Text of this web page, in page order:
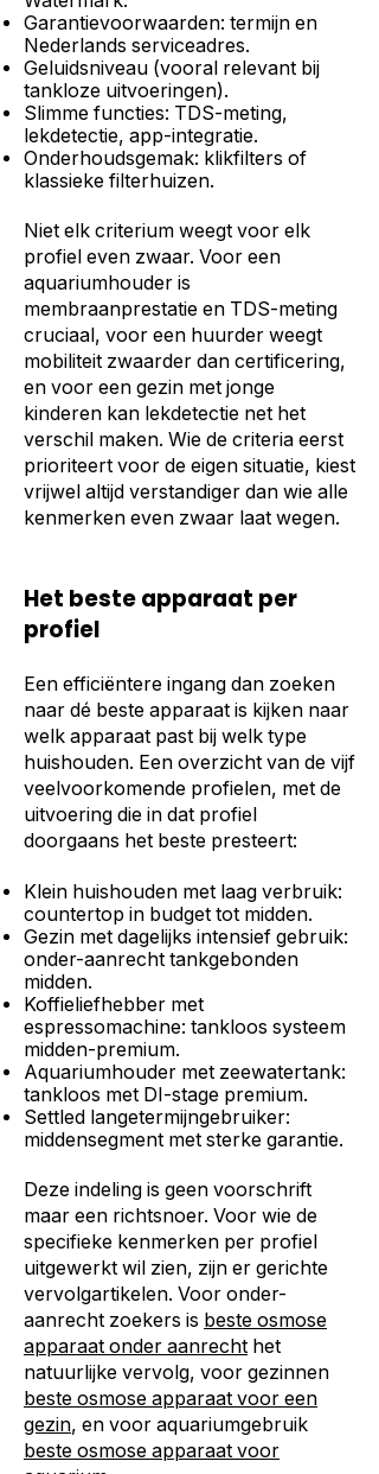
Garantievoorwaarden: termijn en
Nederlands serviceadres.
Geluidsniveau (vooral relevant bij
tankloze uitvoeringen).
Slimme functies: TDS-meting,
lekdetectie, app-integratie.
Onderhoudsgemak: klikfilters of
klassieke filterhuizen.
Niet elk criterium weegt voor elk
profiel even zwaar. Voor een
aquariumhouder is
membraanprestatie en TDS-meting
cruciaal, voor een huurder weegt
mobiliteit zwaarder dan certificering,
en voor een gezin met jonge
kinderen kan lekdetectie net het
verschil maken. Wie de criteria eerst
prioriteert voor de eigen situatie, kiest
vrijwel altijd verstandiger dan wie alle
kenmerken even zwaar laat wegen.
Het beste apparaat per
profiel
Een efficiëntere ingang dan zoeken
naar dé beste apparaat is kijken naar
welk apparaat past bij welk type
huishouden. Een overzicht van de vijf
veelvoorkomende profielen, met de
uitvoering die in dat profiel
doorgaans het beste presteert:
Klein huishouden met laag verbruik:
countertop in budget tot midden.
Gezin met dagelijks intensief gebruik:
onder-aanrecht tankgebonden
midden.
Koffieliefhebber met
espressomachine: tankloos systeem
midden-premium.
Aquariumhouder met zeewatertank:
tankloos met DI-stage premium.
Settled langetermijngebruiker:
middensegment met sterke garantie.
Deze indeling is geen voorschrift
maar een richtsnoer. Voor wie de
specifieke kenmerken per profiel
uitgewerkt wil zien, zijn er gerichte
vervolgartikelen. Voor onder-
aanrecht zoekers is beste osmose
apparaat onder aanrecht het
natuurlijke vervolg, voor gezinnen
beste osmose apparaat voor een
gezin, en voor aquariumgebruik
beste osmose apparaat voor